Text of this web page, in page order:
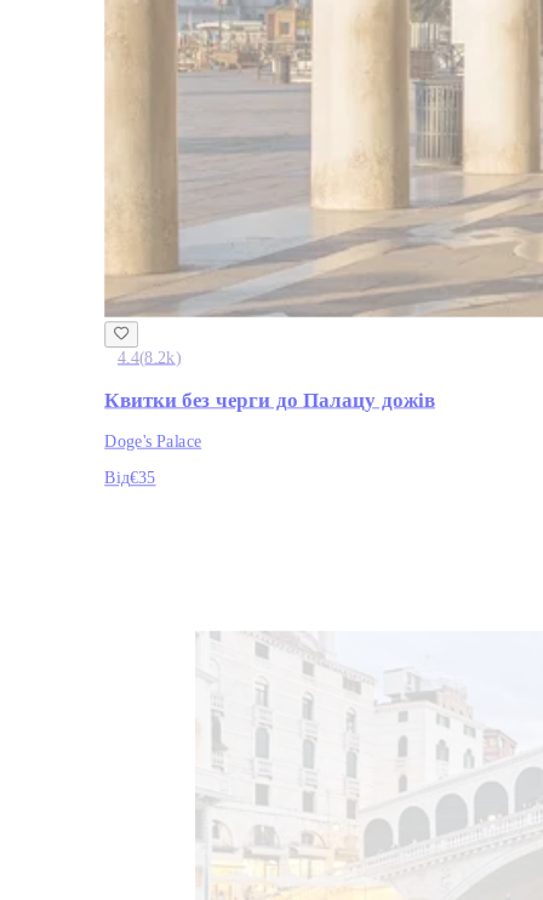
4.4(8.2k)
Квитки без черги до Палацу дожів
Doge's Palace
Від€35